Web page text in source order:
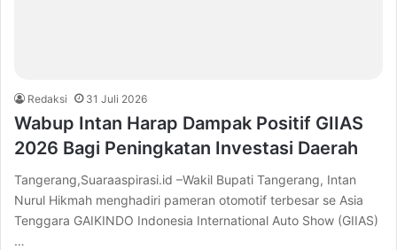
Redaksi 31 Juli 2026
Wabup Intan Harap Dampak Positif GIIAS
2026 Bagi Peningkatan Investasi Daerah
Tangerang,Suaraaspirasi.id –Wakil Bupati Tangerang, Intan
Nurul Hikmah menghadiri pameran otomotif terbesar se Asia
Tenggara GAIKINDO Indonesia International Auto Show (GIIAS)
…